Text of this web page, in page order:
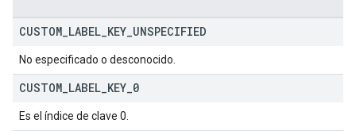
CUSTOM LABEL KEY UNSPECIFIED
No especificado o desconocido.
CUSTOM LABEL KEY 0
Es el índice de clave 0.